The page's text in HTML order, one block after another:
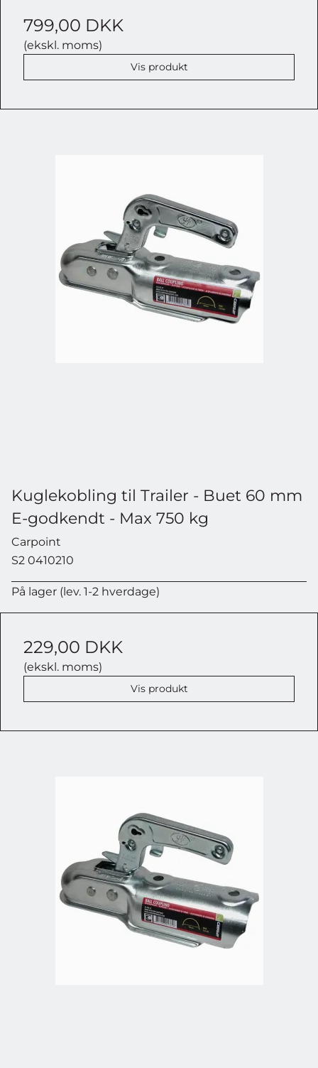
799,00 DKK
(ekskl. moms)
Vis produkt
Kuglekobling til Trailer - Buet 60 mm
E-godkendt - Max 750 kg
Carpoint
S2 0410210
På lager (lev. 1-2 hverdage)
229,00 DKK
(ekskl. moms)
Vis produkt